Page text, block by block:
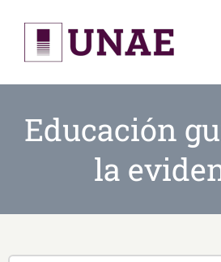
content
Educación
la